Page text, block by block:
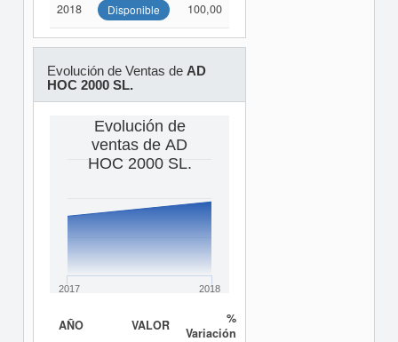
2018 Disponible 100,00
Evolución de Ventas de AD
HOC 2000 SL.
Evolución de
ventas de AD
HOC 2000 SL.
2017 2018
AÑO VALOR
%
Variación